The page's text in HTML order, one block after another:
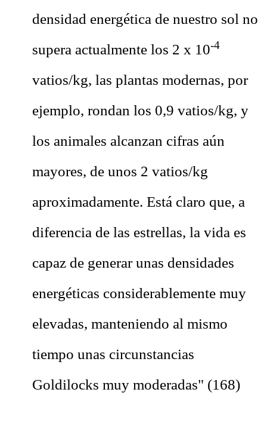
densidad energética de nuestro sol no
supera actualmente los 2 x 10-4
vatios/kg, las plantas modernas, por
ejemplo, rondan los 0,9 vatios/kg, y
los animales alcanzan cifras aún
mayores, de unos 2 vatios/kg
aproximadamente. Está claro que, a
diferencia de las estrellas, la vida es
capaz de generar unas densidades
energéticas considerablemente muy
elevadas, manteniendo al mismo
tiempo unas circunstancias
Goldilocks muy moderadas" (168)